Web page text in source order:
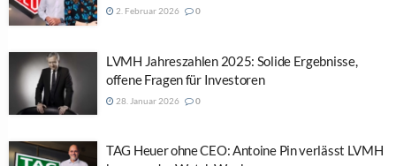
2. Februar 2026 0
LVMH Jahreszahlen 2025: Solide Ergebnisse,
offene Fragen für Investoren
28. Januar 2026 0
TAG Heuer ohne CEO: Antoine Pin verlässt LVMH